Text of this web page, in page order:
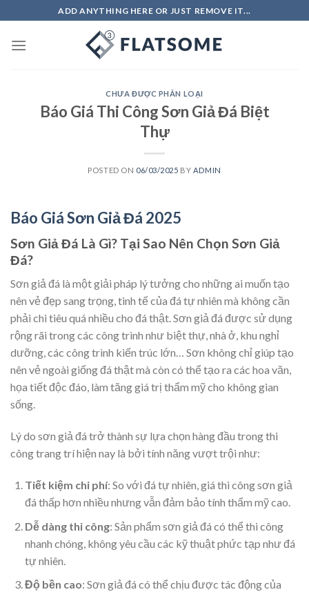
to
content
ADD ANYTHING HERE OR JUST REMOVE IT...
CHƯA ĐƯỢC PHÂN LOẠI
Báo Giá Thi Công Sơn Giả Đá Biệt
Thự
POSTED ON 06/03/2025 BY ADMIN
Báo Giá Sơn Giả Đá 2025
Sơn Giả Đá Là Gì? Tại Sao Nên Chọn Sơn Giả
Đá?
Sơn giả đá là một giải pháp lý tưởng cho những ai muốn tạo
nên vẻ đẹp sang trọng, tinh tế của đá tự nhiên mà không cần
phải chi tiêu quá nhiều cho đá thật. Sơn giả đá được sử dụng
rộng rãi trong các công trình như biệt thự, nhà ở, khu nghỉ
dưỡng, các công trình kiến trúc lớn… Sơn không chỉ giúp tạo
nên vẻ ngoài giống đá thật mà còn có thể tạo ra các hoa văn,
họa tiết độc đáo, làm tăng giá trị thẩm mỹ cho không gian
sống.
Lý do sơn giả đá trở thành sự lựa chọn hàng đầu trong thi
công trang trí hiện nay là bởi tính năng vượt trội như:
Tiết kiệm chi phí: So với đá tự nhiên, giá thi công sơn giả
đá thấp hơn nhiều nhưng vẫn đảm bảo tính thẩm mỹ cao.
Dễ dàng thi công: Sản phẩm sơn giả đá có thể thi công
nhanh chóng, không yêu cầu các kỹ thuật phức tạp như đá
tự nhiên.
Độ bền cao: Sơn giả đá có thể chịu được tác động của